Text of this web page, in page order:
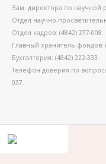
Зам. директора по научной
Отдел научно-
Отдел кадров: (4842) 277-008.
Главный хранитель фондов:
Бухгалтерия: (4842) 222-333.
Телефон доверия по
037.